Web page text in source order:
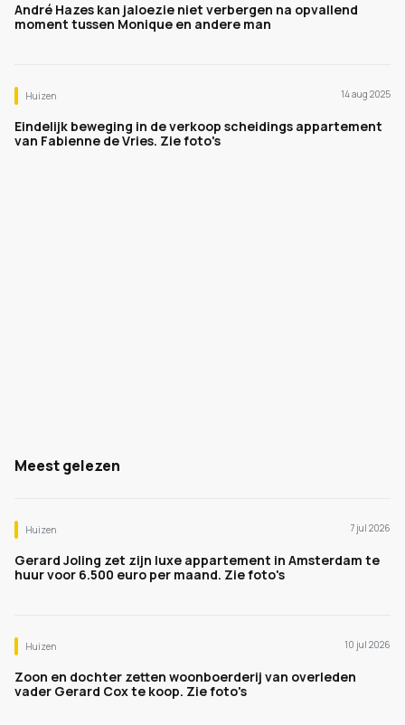
André Hazes kan jaloezie niet verbergen na opvallend
moment tussen Monique en andere man
Huizen 14 aug 2025
Eindelijk beweging in de verkoop scheidings appartement
van Fabienne de Vries. Zie foto's
Meest gelezen
Huizen 7 jul 2026
Gerard Joling zet zijn luxe appartement in Amsterdam te
huur voor 6.500 euro per maand. Zie foto's
Huizen 10 jul 2026
Zoon en dochter zetten woonboerderij van overleden
vader Gerard Cox te koop. Zie foto's